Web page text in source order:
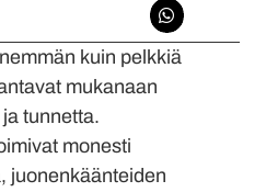
kuin pelkkiä
mukanaan
tunnetta.
monesti
juonenkäänteiden